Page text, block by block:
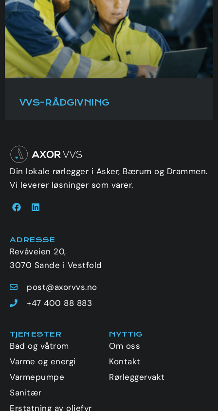
VVS-RÅDGIVNING
Din lokale rørlegger i Asker, Bærum og Drammen.
Vi leverer løsninger som varer.
ADRESSE
Revåveien 20,
3070 Sande i Vestfold
post@axorvvs.no
+47 400 88 883
TJENESTER
Bad og våtrom
Varme og energi
Varmepumpe
Sanitær
Erstatning av oljefyr
NYTTIG
Om oss
Kontakt
Rørleggervakt